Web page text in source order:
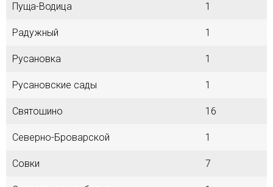
Пуща-Водица 1
Радужный 1
Русановка 1
Русановские сады 1
Святошино 16
Северно-Броварской 1
Совки 7